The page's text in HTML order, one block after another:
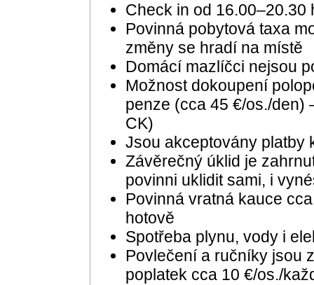
Check in od 16.00–20.30
Povinná pobytová taxa
změny se hradí na místě
Domácí mazlíčci nejsou
Možnost dokoupení
penze (cca 45 €/os./den)
CK)
Jsou akceptovány platby
Závěrečný úklid je
povinni uklidit sami, i
Povinná vratná kauce
hotově
Spotřeba plynu, vody i
Povlečení a ručníky jsou
poplatek cca 10 €/os./